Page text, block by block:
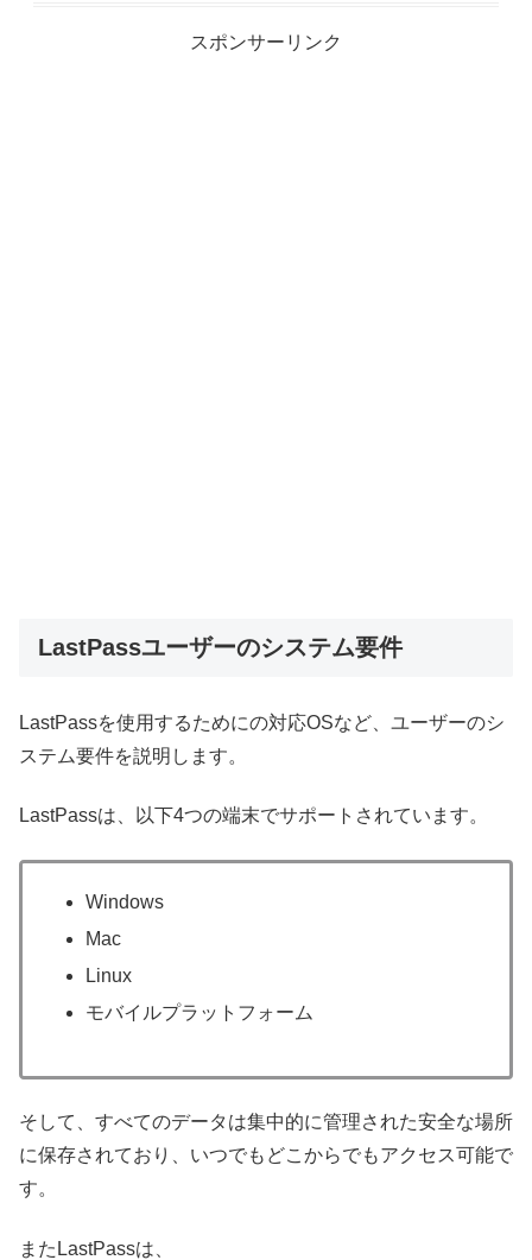
スポンサーリンク
LastPassユーザーのシステム要件
LastPassを使用するためにの対応OSなど、ユーザーのシ
ステム要件を説明します。
LastPassは、以下4つの端末でサポートされています。
Windows
Mac
Linux
モバイルプラットフォーム
そして、すべてのデータは集中的に管理された安全な場所
に保存されており、いつでもどこからでもアクセス可能で
す。
またLastPassは、